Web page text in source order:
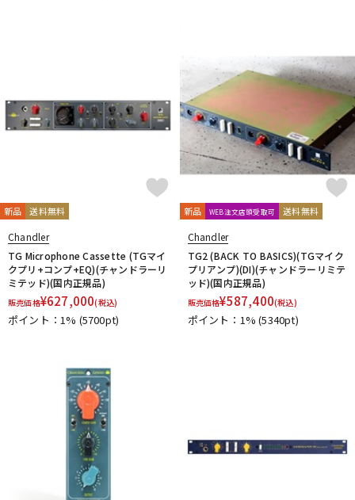
中古
新品 送料無料
Chandler
TG Microphone Cassette (TGマイ
クプリ+コンプ+EQ)(チャンドラーリ
ミテッド)(国内正規品)
販売価格¥627,000(税込)
ポイント：1% (5700pt)
新品 WEB注文店頭受取可 送料無料
Chandler
TG2 (BACK TO BASICS)(TGマイク
プリアンプ)(DI)(チャンドラーリミテ
ッド)(国内正規品)
販売価格¥587,400(税込)
ポイント：1%(5340pt)